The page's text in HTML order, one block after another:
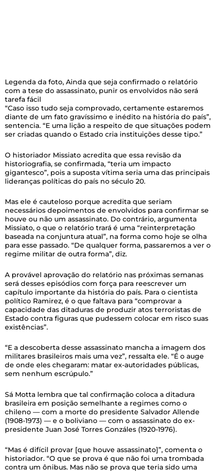
Legenda da foto, Ainda que seja confirmado o relatório
com a tese do assassinato, punir os envolvidos não será
tarefa fácil
“Caso isso tudo seja comprovado, certamente estaremos
diante de um fato gravíssimo e inédito na história do país”,
sentencia. “E uma lição a respeito de que situações podem
ser criadas quando o Estado cria instituições desse tipo.”
O historiador Missiato acredita que essa revisão da
historiografia, se confirmada, “teria um impacto
gigantesco”, pois a suposta vítima seria uma das principais
lideranças políticas do país no século 20.
Mas ele é cauteloso porque acredita que seriam
necessários depoimentos de envolvidos para confirmar se
houve ou não um assassinato. Do contrário, argumenta
Missiato, o que o relatório trará é uma “reinterpretação
baseada na conjuntura atual”, na forma como hoje se olha
para esse passado. “De qualquer forma, passaremos a ver o
regime militar de outra forma”, diz.
A provável aprovação do relatório nas próximas semanas
será desses episódios com força para reescrever um
capítulo importante da história do país. Para o cientista
político Ramirez, é o que faltava para “comprovar a
capacidade das ditaduras de produzir atos terroristas de
Estado contra figuras que pudessem colocar em risco suas
existências”.
“E a descoberta desse assassinato mancha a imagem dos
militares brasileiros mais uma vez”, ressalta ele. “É o auge
de onde eles chegaram: matar ex-autoridades públicas,
sem nenhum escrúpulo.”
Sá Motta lembra que tal confirmação coloca a ditadura
brasileira em posição semelhante a regimes como o
chileno — com a morte do presidente Salvador Allende
(1908-1973) — e o boliviano — com o assassinato do ex-
presidente Juan José Torres Gonzáles (1920-1976).
“Mas é difícil provar [que houve assassinato]”, comenta o
historiador. “O que se prova é que não foi uma trombada
contra um ônibus. Mas não se prova que teria sido uma